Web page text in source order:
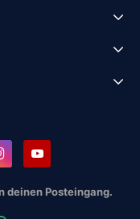
deinen Posteingang.